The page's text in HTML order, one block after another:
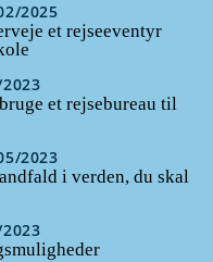
2025
et rejseeventyr
et rejsebureau til
2023
i verden, du skal